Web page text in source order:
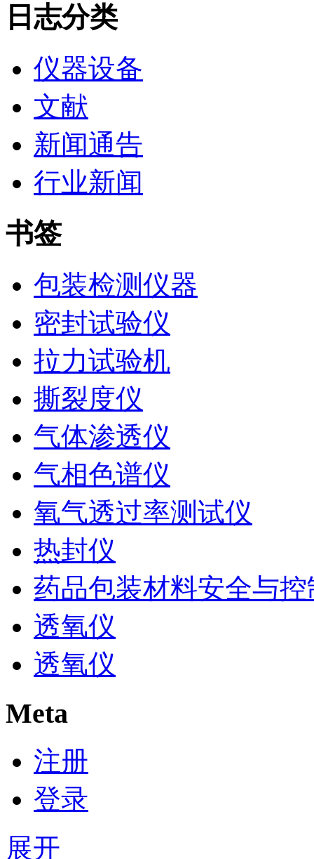
日志分类
仪器设备
文献
新闻通告
行业新闻
书签
包装检测仪器
密封试验仪
拉力试验机
撕裂度仪
气体渗透仪
气相色谱仪
氧气透过率测试仪
热封仪
药品包装材料安全与
透氧仪
透氧仪
Meta
注册
登录
展开